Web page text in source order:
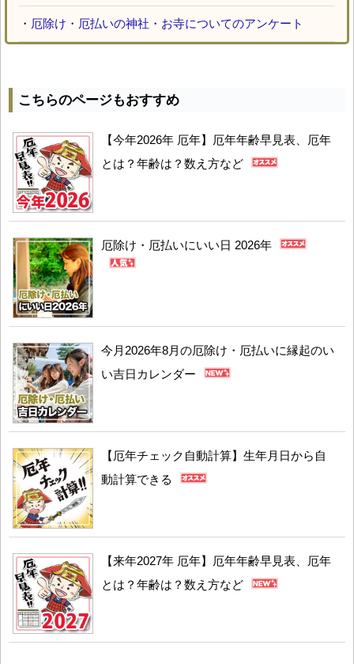
・ 厄除け・厄払いの神社・お寺についてのアンケート
こちらのページもおすすめ
【今年2026年 厄年】厄年年齢早見表、厄年
とは？年齢は？数え方など
厄除け・厄払いにいい日 2026年
今月2026年8月の厄除け・厄払いに縁起のい
い吉日カレンダー
【厄年チェック自動計算】生年月日から自
動計算できる
【来年2027年 厄年】厄年年齢早見表、厄年
とは？年齢は？数え方など